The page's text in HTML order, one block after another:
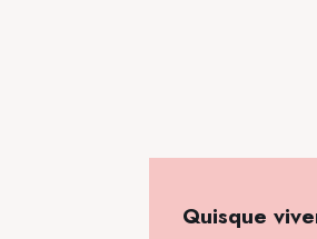
Quisque